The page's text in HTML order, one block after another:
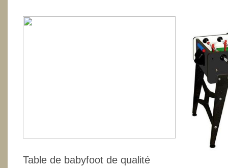
Table de babyfoot de qualité